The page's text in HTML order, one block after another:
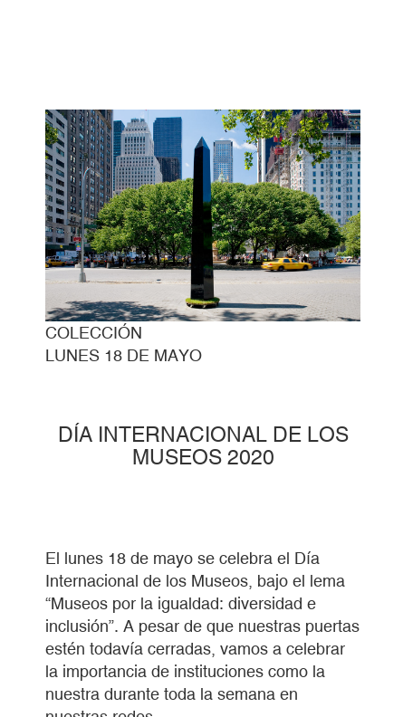
COLECCIÓN
LUNES 18 DE MAYO
DÍA INTERNACIONAL DE LOS
MUSEOS 2020
El lunes 18 de mayo se celebra el Día
Internacional de los Museos, bajo el lema
“Museos por la igualdad: diversidad e
inclusión”. A pesar de que nuestras puertas
estén todavía cerradas, vamos a celebrar
la importancia de instituciones como la
nuestra durante toda la semana en